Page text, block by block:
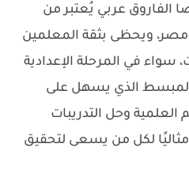
الفاروق عربي يُعتبر من
مصر، ويحظى بثقة المعلمين
سواء في المرحلة الإعدادية
المبسط الذي يسهل على
وحل التدريبات
مثاليًا لكل من يسعى لتحقيق